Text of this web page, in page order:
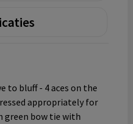
to bluff - 4 aces on the
appropriately for
green bow tie with